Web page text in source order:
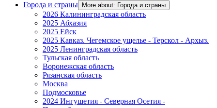
Города и страны
More about: Города и страны
2026 Калининградская область
2025 Абхазия
2025 Ейск
2025 Кавказ. Чегемское ущелье - Терскол - Архыз.
2025 Ленинградская область
Тульская область
Воронежская область
Рязанская область
Москва
Подмосковье
2024 Ингушетия - Северная Осетия -